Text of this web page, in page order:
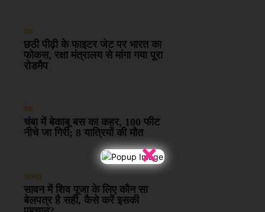
×
देश
छठी पीढ़ी के फाइटर जेट पर भारत का
फोकस, रक्षा मंत्रालय से मांगा गया पूरा
रोडमैप
देश
चंबा में बेकाबू बस का कहर, 100 फीट
नीचे जा गिरी; 8 यात्रियों की मौत
आस्था
सावन में शिव पूजा के लिए कौन सा
बेलपत्र है सही, कैसे करें इसकी